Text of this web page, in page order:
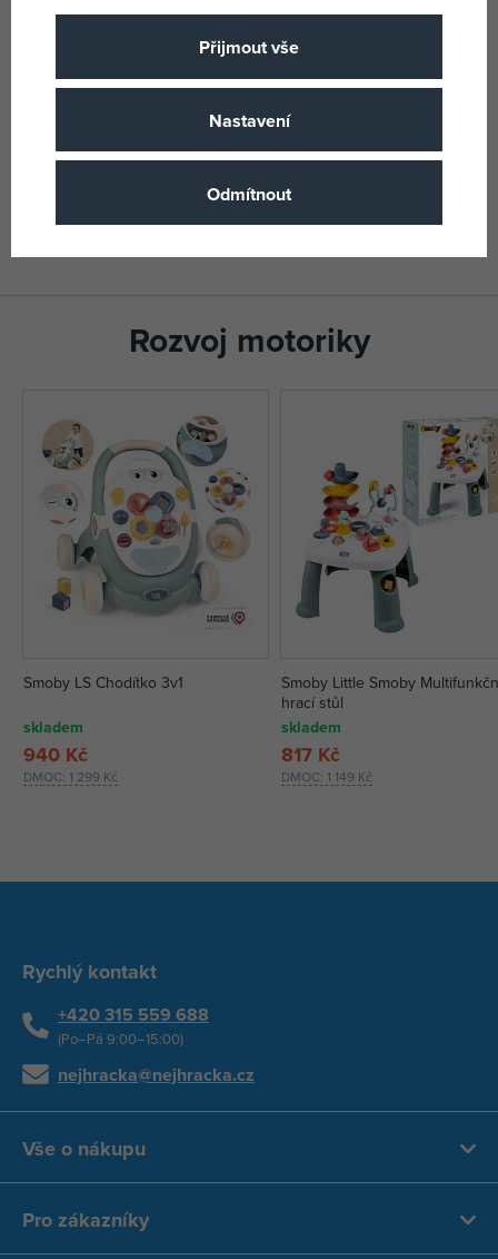
Rozvoj motoriky
Smoby LS Chodítko 3v1
skladem
DMOC: 1 299 Kč
940 Kč
Smoby Little Smoby
hrací stůl
skladem
DMOC: 1 149 Kč
817 Kč
Rychlý kontakt
+420 315 559 688
(Po–Pá 9:00–15:00)
nejhracka@nejhracka.cz
Vše o nákupu
Pro zákazníky
Přijmout vše
Nastavení
Odmítnout